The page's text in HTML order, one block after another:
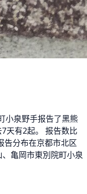
小泉野手报告了黑熊
天有2起。 报告数比
告分布在京都市北区
亀岡市東別院町小泉